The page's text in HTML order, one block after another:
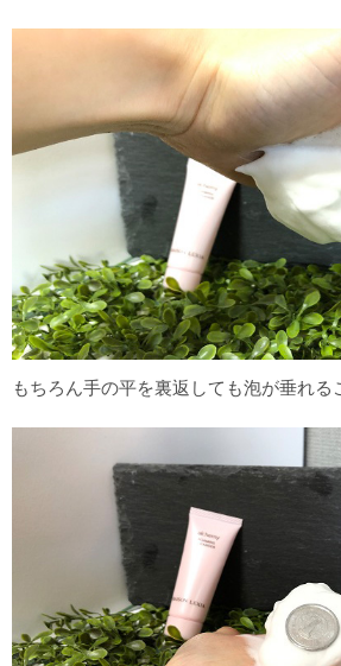
もちろん手の平を裏返しても泡が垂れる